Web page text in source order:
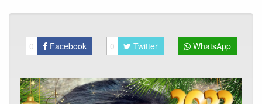
0 Facebook 0 Twitter WhatsApp